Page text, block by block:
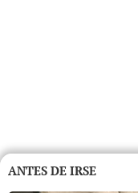
ANTES DE IRSE